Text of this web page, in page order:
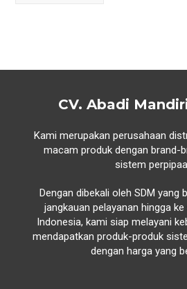
CV. Abadi
Kami merupakan perusahaan
macam produk dengan brand-
sistem
Dengan dibekali oleh SDM yang
jangkauan pelayanan hingga
Indonesia, kami siap melayani
mendapatkan produk-produk
dengan harga yang